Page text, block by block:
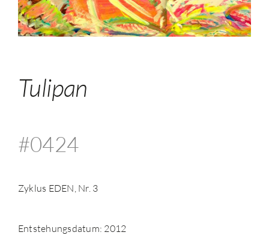
Tulipan
#0424
Zyklus EDEN, Nr. 3
Entstehungsdatum: 2012